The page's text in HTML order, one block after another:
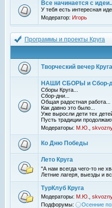
Все начинается с
У тебя есть интересная
Модератор: Игорь
Программы и проекты Круга
Творческий вечер Круга
НАШИ СБОРЫ и Сбор-
Сборы Круга...
Сбор-дни...
Общая радостная работа...
Как давно это было...
Уже выросли дети тех
Пусть традиции
Модераторы: М.Ю.
Ко Дню Победы
Лето Круга
"А нам всегда чего-то не
Летние лагеря, выезды и
ТурКлуб Круга
Модераторы: М.Ю.
Подфорумы:
Осенние